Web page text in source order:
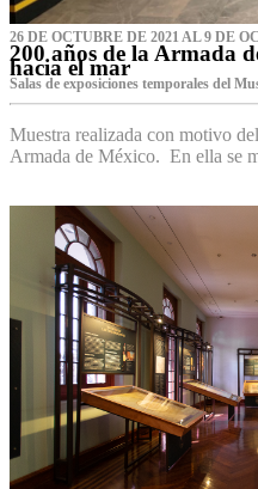
26 DE OCTUBRE DE 2021 AL 9 DE
200 años de la Armada
hacia el mar
Salas de exposiciones temporales del
Muestra realizada con motivo
Armada de México. En ella se